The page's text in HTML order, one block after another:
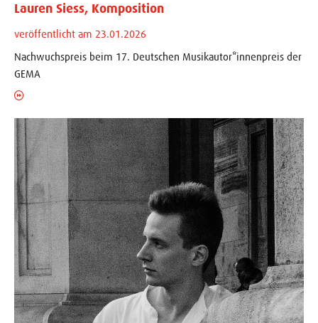
Lauren Siess, Komposition
veröffentlicht am 23.01.2026
Nachwuchspreis beim 17. Deutschen Musikautor*innenpreis der
GEMA